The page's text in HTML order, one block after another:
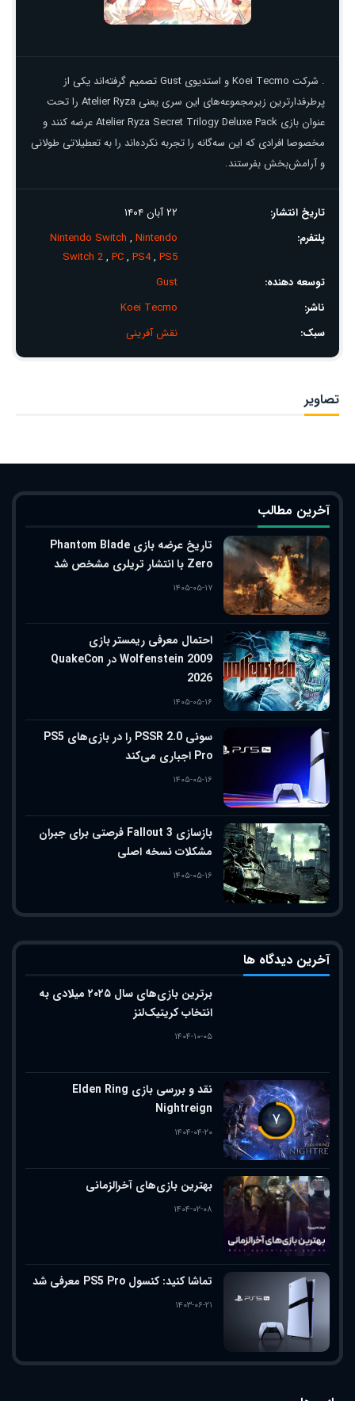
. شرکت Koei Tecmo و استدیوی Gust تصمیم‌ گرفته‌اند یکی از
پرطرفدارترین زیرمجموعه‌های این سری یعنی Atelier Ryza را تحت
عنوان بازی Atelier Ryza Secret Trilogy Deluxe Pack عرضه کنند و
مخصوصا افرادی که این سه‌گانه را تجربه نکرده‌اند را به تعطیلاتی طولانی
و آرامش‌بخش بفرستند.
تاریخ انتشار:
۲۲ آبان ۱۴۰۴
پلتفرم:
Nintendo Switch , Nintendo
Switch 2, PC, PS4, PS5
توسعه دهنده:
Gust
ناشر:
Koei Tecmo
سبک:
نقش آفرینی
تصاویر
آخرین مطالب
تاریخ عرضه بازی Phantom Blade
Zero با انتشار تریلری مشخص شد
۱۴۰۵-۰۵-۱۷
احتمال معرفی ریمستر بازی
Wolfenstein 2009 در QuakeCon
2026
۱۴۰۵-۰۵-۱۶
سونی PSSR 2.0 را در بازی‌های PS5
Pro اجباری می‌کند
۱۴۰۵-۰۵-۱۶
بازسازی Fallout 3 فرصتی برای جبران
مشکلات نسخه اصلی
۱۴۰۵-۰۵-۱۶
آخرین دیدگاه ها
برترین بازی‌های سال ۲۰۲۵ میلادی به
انتخاب کریتیک‌لنز
۱۴۰۴-۱۰-۰۵
۷
نقد و بررسی بازی Elden Ring
Nightreign
۱۴۰۴-۰۴-۲۰
بهترین بازی‌های آخرالزمانی
۱۴۰۴-۰۲-۰۸
تماشا کنید: کنسول PS5 Pro معرفی شد
۱۴۰۳-۰۶-۲۱